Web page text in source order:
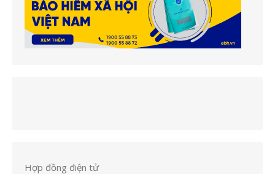
Hợp đồng điện tử